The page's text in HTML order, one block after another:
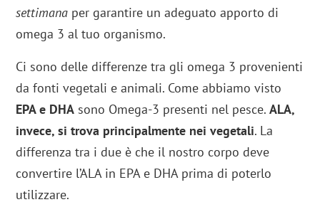
settimana per garantire un adeguato apporto di
omega 3 al tuo organismo.
Ci sono delle differenze tra gli omega 3 provenienti
da fonti vegetali e animali. Come abbiamo visto
EPA e DHA sono Omega-3 presenti nel pesce.ALA,
invece, si trova principalmente nei vegetali. La
differenza tra i due è che il nostro corpo deve
convertire l’ALA in EPA e DHA prima di poterlo
utilizzare.